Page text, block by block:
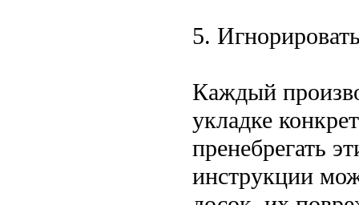
5.
Каждый
укладке
пренебрегать
инструкции